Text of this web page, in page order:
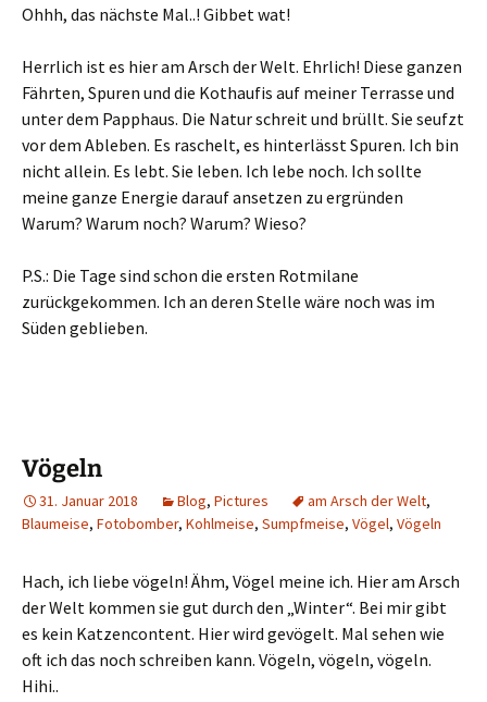
Ohhh, das nächste Mal..! Gibbet wat!
Herrlich ist es hier am Arsch der Welt. Ehrlich! Diese ganzen
Fährten, Spuren und die Kothaufis auf meiner Terrasse und
unter dem Papphaus. Die Natur schreit und brüllt. Sie seufzt
vor dem Ableben. Es raschelt, es hinterlässt Spuren. Ich bin
nicht allein. Es lebt. Sie leben. Ich lebe noch. Ich sollte
meine ganze Energie darauf ansetzen zu ergründen
Warum? Warum noch? Warum? Wieso?
P.S.: Die Tage sind schon die ersten Rotmilane
zurückgekommen. Ich an deren Stelle wäre noch was im
Süden geblieben.
Vögeln
31. Januar 2018 Blog, Pictures am Arsch der Welt,
Blaumeise, Fotobomber, Kohlmeise, Sumpfmeise, Vögel, Vögeln
Hach, ich liebe vögeln! Ähm, Vögel meine ich. Hier am Arsch
der Welt kommen sie gut durch den „Winter“. Bei mir gibt
es kein Katzencontent. Hier wird gevögelt. Mal sehen wie
oft ich das noch schreiben kann. Vögeln, vögeln, vögeln.
Hihi..